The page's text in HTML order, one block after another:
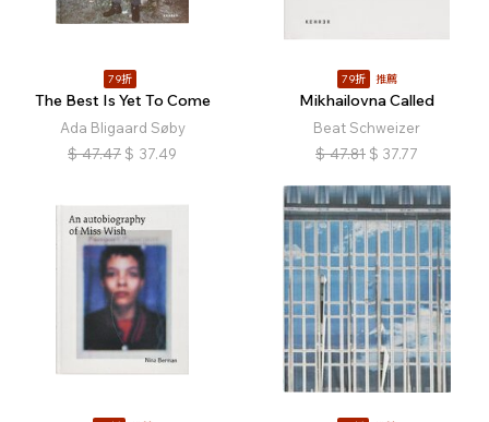
79折
The Best Is Yet To Come
Ada Bligaard Søby
$ 47.47 $ 37.49
79折 推薦
Mikhailovna Called
Beat Schweizer
$ 47.81 $ 37.77